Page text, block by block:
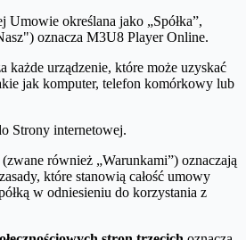
Umowie określana jako „Spółka”,
oznacza M3U8 Player Online.
każde urządzenie, które może uzyskać
jak komputer, telefon komórkowy lub
Strony internetowej.
(zwane również „Warunkami”) oznaczają
które stanowią całość umowy
w odniesieniu do korzystania z